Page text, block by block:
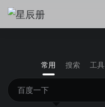
常用 搜索 工具